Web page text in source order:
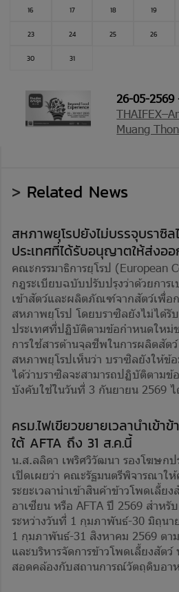
16 17 18 19
23 24 25 26
30 31
26-05-2569
Muang
> Related News
สหภาพยุโรปยังไม่บรรจุบราซิ
ประเทศที่ได้รับอนุญาตให้ส่งอ
คณะกรรมาธิการยุโรป (European
กฎระเบียบฉบับปรับปรุงว่าด้วยการ
เข้าสัตว์และผลิตภัณฑ์จากสัตว์เพื่อ
สหภาพยุโรป โดยบราซิลยังไม่ได้รั
ประเทศที่ปฏิบัติตามข้อกำหนดใหม่
การใช้สารต้านจุลชีพในการผลิตสัต
สหภาพยุโรปเห็นว่า บราซิลยังให้ข้
ได้ว่าบราซิลจะสามารถปฏิบัติตาม
บังคับใช้ในวันที่ 3 กันยายน 2569
ครม.ไฟเขียวขยายเวลานำเข้า
ใต้ AFTA ถึง 31 ส.ค.นี้
น.ส.ลลิดา เพริศวิวัฒนา รองโฆษกป
เปิดเผยว่า คณะรัฐมนตรีพิจารณาใ
ระยะเวลานำเข้าสินค้าข้าวโพดเลี้ย
อาเซียน หรือ AFTA ปี 2569 สำหรั
ระหว่างวันที่ 1 กุมภาพันธ์-30 มิถุนา
1 กุมภาพันธ์-31 สิงหาคม 2569 ตา
และบริหารจัดการข้าวโพดเลี้ยงสัต
สอดคล้องกับสถานการณ์วัตถุดิบอา